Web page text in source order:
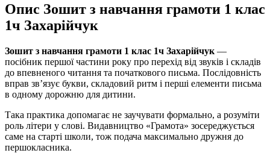
Опис Зошит з навчання грамоти 1 клас
1ч Захарійчук
Зошит з навчання грамоти 1 клас 1ч Захарійчук —
посібник першої частини року про перехід від звуків і складів
до впевненого читання та початкового письма. Послідовність
вправ зв’язує букви, складовий ритм і перші елементи письма
в одному дорожню для дитини.
Така практика допомагає не заучувати формально, а розуміти
роль літери у слові. Видавництво «Грамота» зосереджується
саме на старті школи, тож подача максимально дружня до
першокласника.